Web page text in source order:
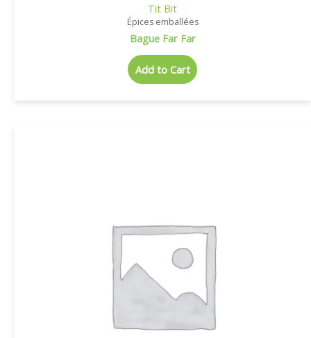
Tit Bit
Épices emballées
Bague Far Far
Add to Cart